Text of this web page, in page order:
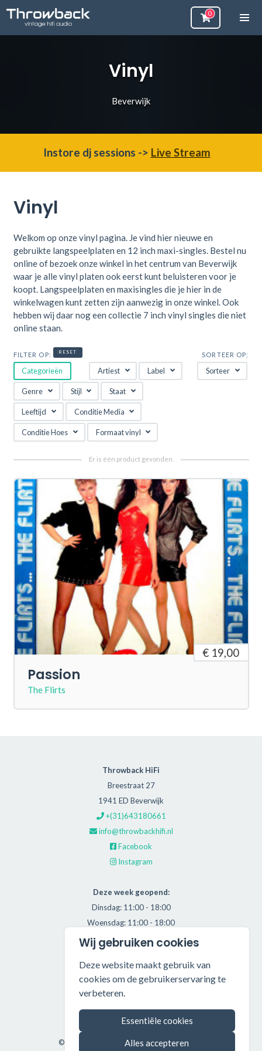
Vinyl
Beverwijk
Instore dj sessions -> Live Stream
Vinyl
Welkom op onze vinyl pagina. Je vind hiernieuwe en
gebruikte langspeelplaten en 12 inch maxi-singles. Bestel nu
online of bezoek onze winkel in het centrum van Beverwijk
waar je alle vinyl platen ook eerst kunt beluisteren voor je
koopt. Langspeelplaten en maxisingles die je hier in de
winkelwagen kunt zetten zijn aanwezig in onze winkel. Ook
hebben wij daar nog een collectie 7 inch vinyl singles die niet
online staan.
FILTER OP: RESET
Categorieën Artiest Label
Genre Stijl Staat
Leeftijd Conditie Media
Conditie Hoes Formaat vinyl
SORTEER OP:
Sorteer
€ 19,00
Passion
The Flirts
Throwback HiFi
Breestraat 27
1941 ED Beverwijk
+(31)643180661
info@throwbackhifi.nl
Facebook
Instagram
Deze week geopend:
Dinsdag: 11:00 - 18:00
Woensdag: 11:00 - 18:00
Donderdag: 11:00 - 21:00
Vrijdag: 11:00 - 18:00
Zaterdag: 11:00 - 17:00
Alle getoonde prijzen zijn incl. BTW.
Algemene Voorwaarden
Manage cookies
©2026 Throwback HiFi — All rights reserved.
Wij gebruiken cookies
Deze website maakt gebruik van
cookies om de gebruikerservaring te
verbeteren.
Essentiële cookies
Alles accepteren